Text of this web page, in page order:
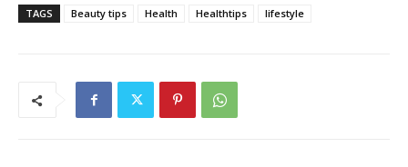
TAGS Beauty tips Health Healthtips lifestyle